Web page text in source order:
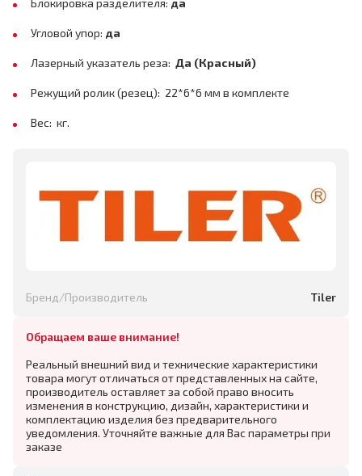
Блокировка разделителя: да
Угловой упор: да
Лазерный указатель реза: Да (Красный)
Режущий ролик (резец): 22*6*6 мм в комплекте
Вес: кг.
Бренд/Производитель Tiler
Обращаем ваше внимание!
Реальный внешний вид и технические характеристики
товара могут отличаться от представленных на сайте,
производитель оставляет за собой право вносить
изменения в конструкцию, дизайн, характеристики и
комплектацию изделия без предварительного
уведомления. Уточняйте важные для Вас параметры при
заказе